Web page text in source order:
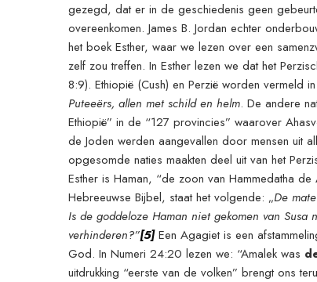
gezegd, dat er in de geschiedenis geen
overeenkomen. James B. Jordan echter
het boek Esther, waar we lezen over een
zelf zou treffen. In Esther lezen we dat het
8:9). Ethiopië (Cush) en Perzië worden vermeld
Puteeërs, allen met schild en helm. De andere
Ethiopië” in de “127 provincies” waarover
de Joden werden aangevallen door mensen uit
opgesomde naties maakten deel uit van het
Esther is Haman, “de zoon van Hammedatha
Hebreeuwse Bijbel, staat het volgende: „De
Is de goddeloze Haman niet gekomen van
verhinderen?”[5]Een Agagiet is een
God. In Numeri 24:20 lezen we: “Amalek was
uitdrukking “eerste van de volken” brengt ons